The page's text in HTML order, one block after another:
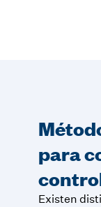
para
Existen